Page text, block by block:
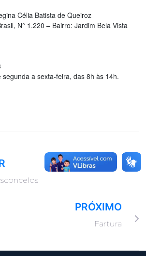
Célia Batista de Queiroz
N° 1.220 – Bairro: Jardim Bela Vista
segunda a sexta-feira, das 8h às 14h.
PRÓXIMO
Fartura